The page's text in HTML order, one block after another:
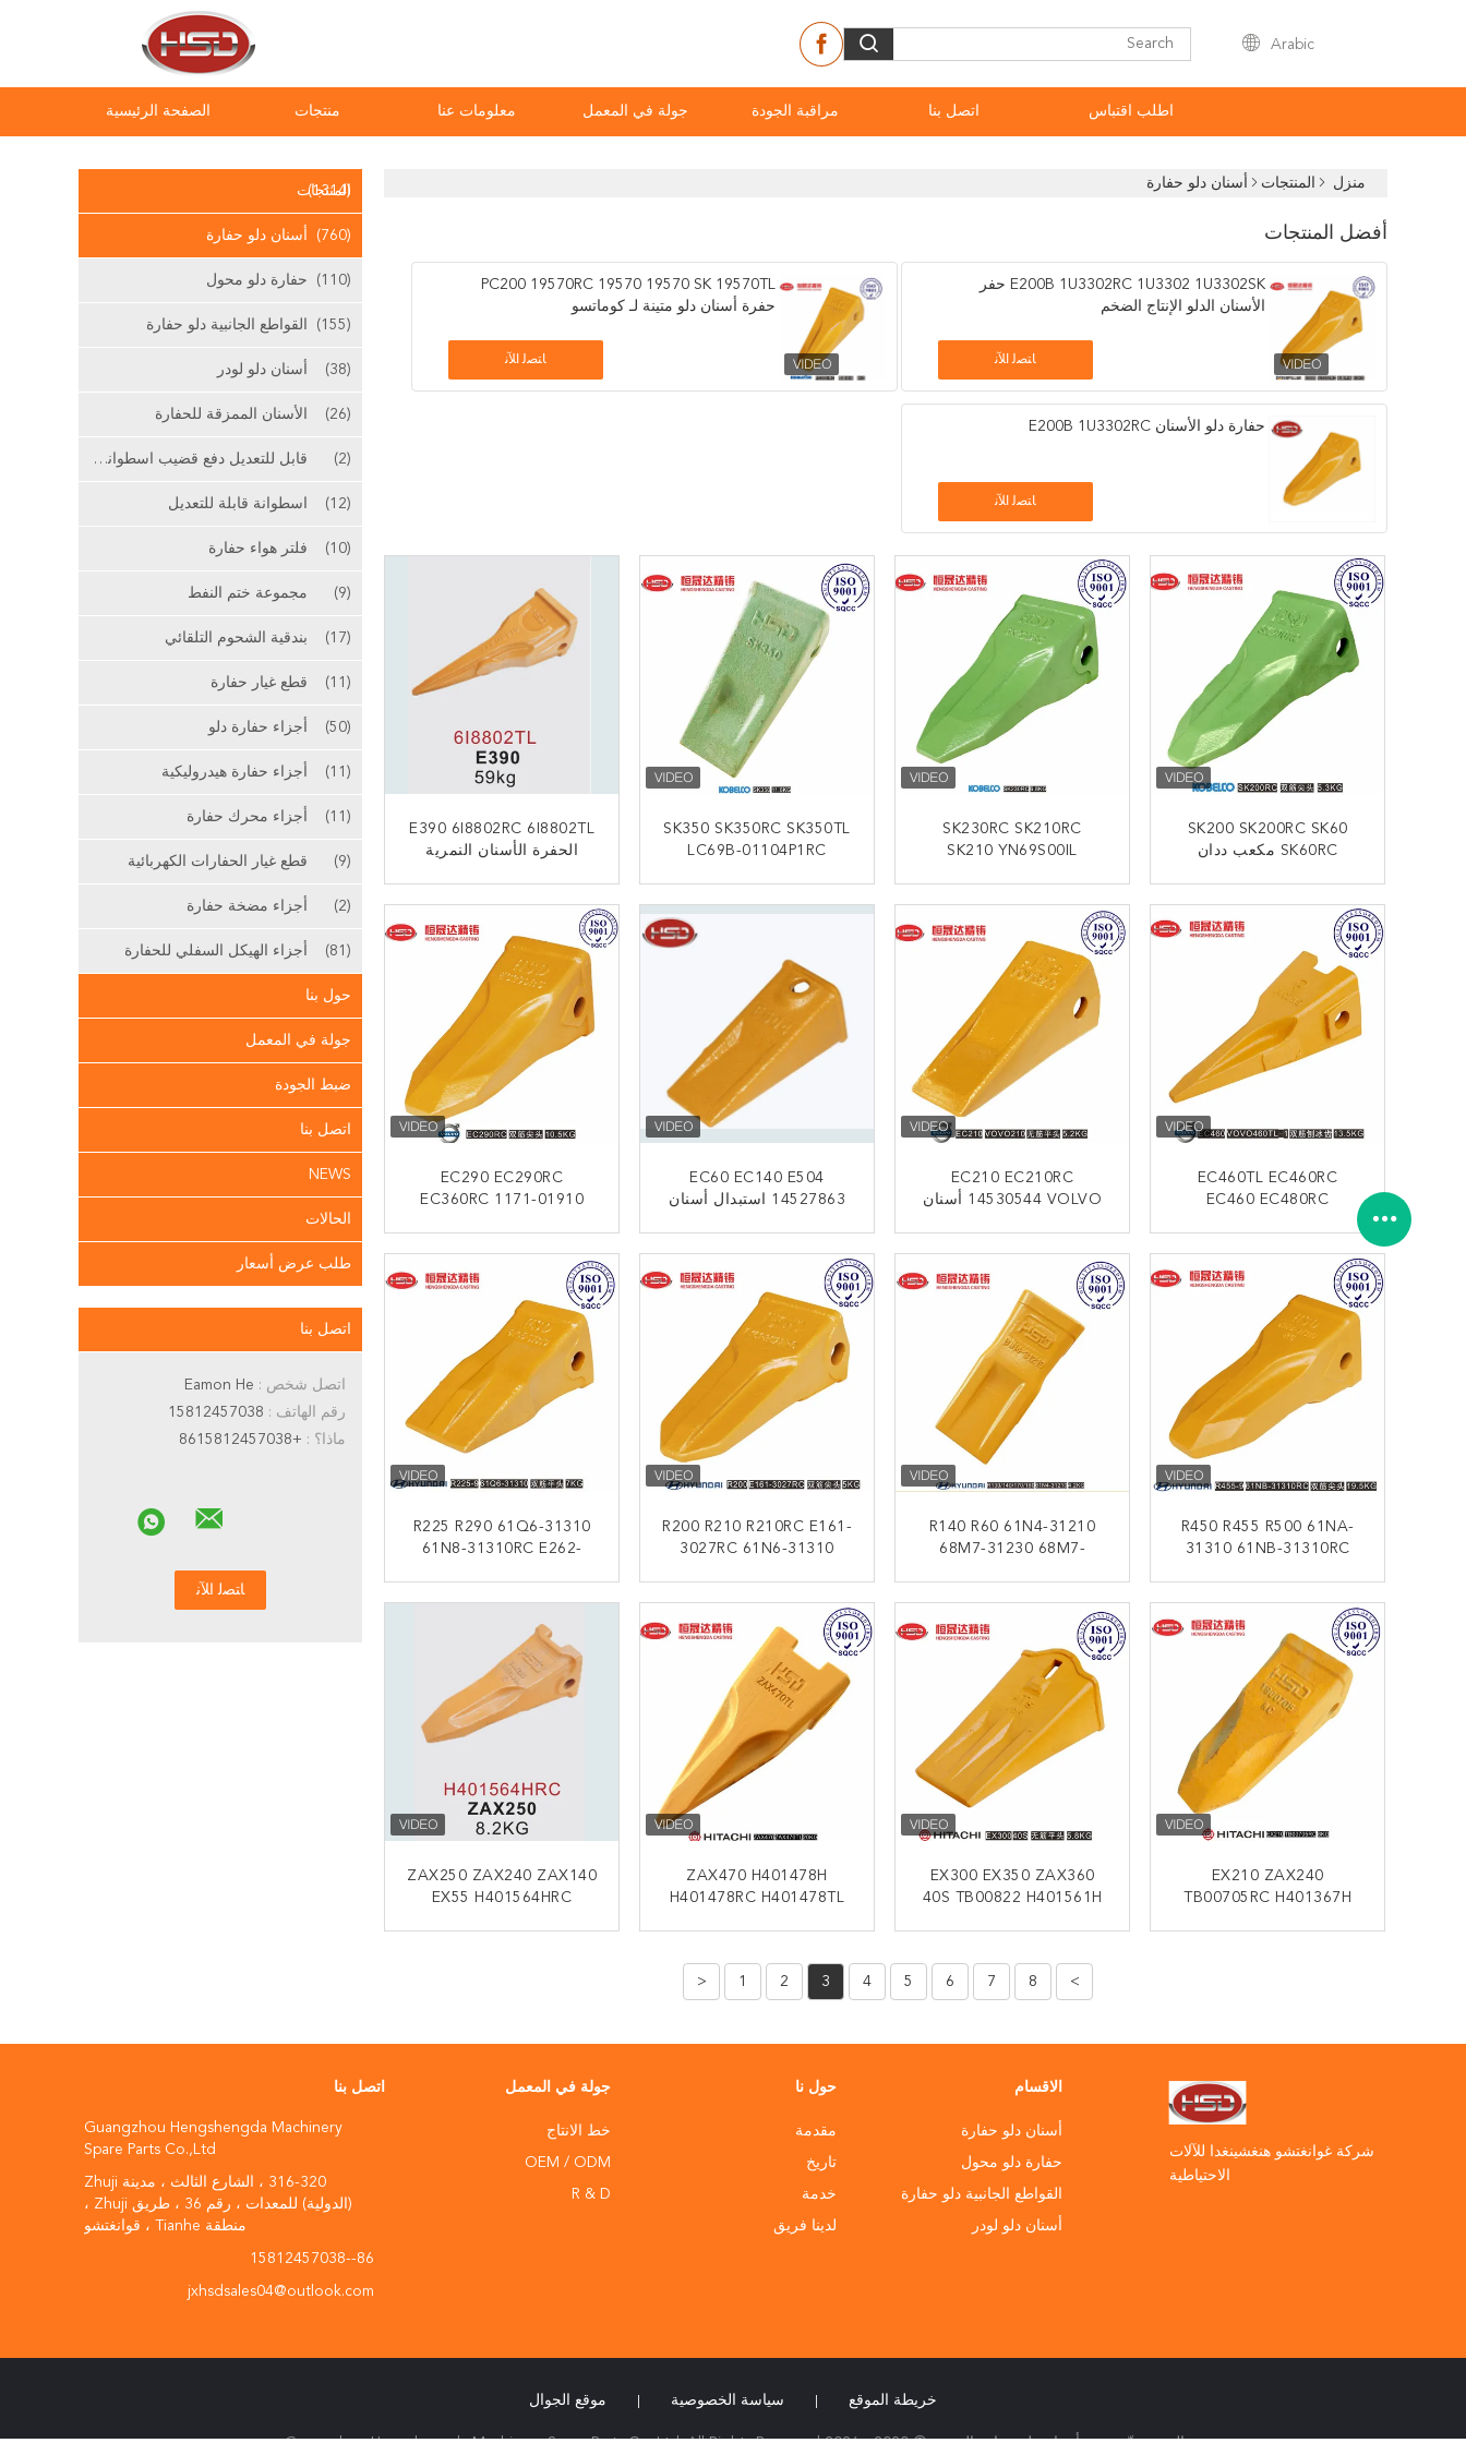
Arabic
الصفحة الرئيسية منتجات معلومات عنا جولة في المعمل مراقبة الجودة اتصل بنا اطلب اقتباس
المنتجات(1314)
أسنان دلو حفارة (760)
حفارة دلو محول (110)
القواطع الجانبية دلو حفارة (155)
أسنان دلو لودر (38)
الأسنان الممزقة للحفارة (26)
قابل للتعديل دفع قضيب اسطوانة الرئيسية (2)
اسطوانة قابلة للتعديل (12)
فلتر هواء حفارة (10)
مجموعة ختم النفط (9)
بندقية الشحوم التلقائي (17)
قطع غيار حفارة (11)
أجزاء حفارة دلو (50)
أجزاء حفارة هيدروليكية (11)
أجزاء محرك حفارة (11)
قطع غيار الحفارات الكهربائية (9)
أجزاء مضخة حفارة (2)
أجزاء الهيكل السفلي للحفارة (81)
حول بنا
جولة في المعمل
ضبط الجودة
اتصل بنا
NEWS
الحالات
طلب عرض أسعار
اتصل بنا
اتصل شخص :
رقم الهاتف :
ماذا؟ : +8615812457038
منزل المنتجات أسنان دلو حفارة
أفضل المنتجات
E200B 1U3302RC 1U3302 1U3302SK حفر
الأسنان الدلو الإنتاج الضخم
ﺎﺘﺼﻟ ﺍﻶﻧ
PC200 19570RC 19570 19570 SK 19570TL
حفرة أسنان دلو متينة لـ كوماتسو
ﺎﺘﺼﻟ ﺍﻶﻧ
حفارة دلو الأسنان E200B 1U3302RC
ﺎﺘﺼﻟ ﺍﻶﻧ
E390 6I8802RC 6I8802TL
الحفرة الأسنان النمرية
ﺎﺘﺼﻟ ﺍﻶﻧ
SK350 SK350RC SK350TL
LC69B-01104P1RC
ﺎﺘﺼﻟ ﺍﻶﻧ
SK230RC SK210RC
SK210 YN69S00IL
ﺎﺘﺼﻟ ﺍﻶﻧ
SK200 SK200RC SK60
SK60RC مكعب ددان
ﺎﺘﺼﻟ ﺍﻶﻧ
EC290 EC290RC
EC360RC 1171-01910
ﺎﺘﺼﻟ ﺍﻶﻧ
EC60 EC140 E504
14527863 استبدال أسنان
ﺎﺘﺼﻟ ﺍﻶﻧ
EC210 EC210RC
14530544 VOLVO أسنان
ﺎﺘﺼﻟ ﺍﻶﻧ
EC460TL EC460RC
EC460 EC480RC
ﺎﺘﺼﻟ ﺍﻶﻧ
R225 R290 61Q6-31310
61N8-31310RC E262-
ﺎﺘﺼﻟ ﺍﻶﻧ
R200 R210 R210RC E161-
3027RC 61N6-31310
ﺎﺘﺼﻟ ﺍﻶﻧ
R140 R60 61N4-31210
68M7-31230 68M7-
ﺎﺘﺼﻟ ﺍﻶﻧ
R450 R455 R500 61NA-
31310 61NB-31310RC
ﺎﺘﺼﻟ ﺍﻶﻧ
ZAX250 ZAX240 ZAX140
EX55 H401564HRC
ZAX470 H401478H
H401478RC H401478TL
EX300 EX350 ZAX360
40S TB00822 H401561H
EX210 ZAX240
TB00705RC H401367H
< 1 2 3 4 5 6 7 8 >
شركة غوانغتشو هنغشينغدا للآلات
الاحتياطية
الاقسام
أسنان دلو حفارة
حفارة دلو محول
القواطع الجانبية دلو حفارة
أسنان دلو لودر
حول نا
مقدمة
تاريخ
خدمة
لدينا فريق
جولة في المعمل
خط الانتاج
OEM / ODM
R & D
اتصل بنا
Guangzhou Hengshengda Machinery
Spare Parts Co.,Ltd
316-320 ، الشارع الثالث ، مدينة Zhuji
(الدولية) للمعدات ، رقم 36 ، طريق Zhuji ،
منطقة Tianhe ، قوانغتشو
86--15812457038
jxhsdsales04@outlook.com
خريطة الموقع سياسة الخصوصية موقع الجوال